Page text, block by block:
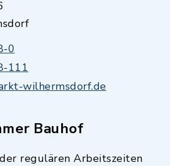
0
111
wilhermsdorf.de
Bauhof
regulären Arbeitszeiten